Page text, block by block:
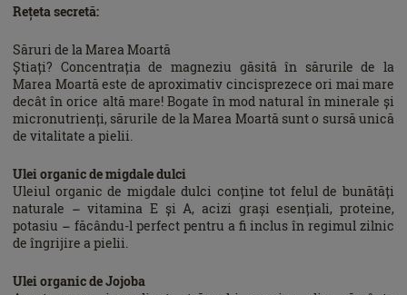
Rețeta secretă:
Săruri de la Marea Moartă
Știați? Concentrația de magneziu găsită în sărurile de la
Marea Moartă este de aproximativ cincisprezece ori mai mare
decât în ​​orice altă mare! Bogate în mod natural în minerale și
micronutrienți, sărurile de la Marea Moartă sunt o sursă unică
de vitalitate a pielii.
Ulei organic de migdale dulci
Uleiul organic de migdale dulci conține tot felul de bunătăți
naturale – vitamina E și A, acizi grași esențiali, proteine,
potasiu – făcându-l perfect pentru a fi inclus în regimul zilnic
de îngrijire a pielii.
Ulei organic de Jojoba